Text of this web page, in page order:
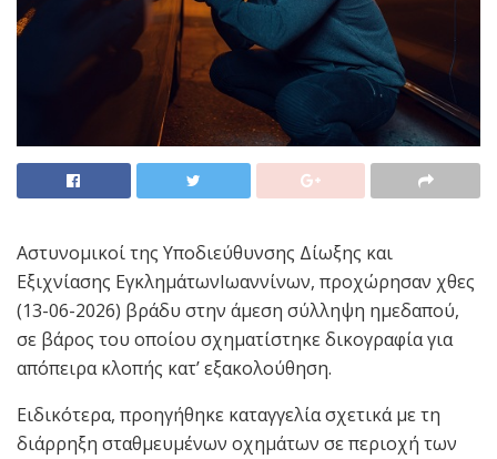
Αστυνομικοί της Υποδιεύθυνσης Δίωξης και
Εξιχνίασης ΕγκλημάτωνΙωαννίνων, προχώρησαν χθες
(13-06-2026) βράδυ στην άμεση σύλληψη ημεδαπού,
σε βάρος του οποίου σχηματίστηκε δικογραφία για
απόπειρα κλοπής κατ’ εξακολούθηση.
Ειδικότερα, προηγήθηκε καταγγελία σχετικά με τη
διάρρηξη σταθμευμένων οχημάτων σε περιοχή των